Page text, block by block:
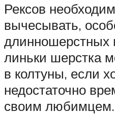
Рексов
вычесывать,
длинношерстных
линьки шерстка
в колтуны, если
недостаточно
своим любимцем.